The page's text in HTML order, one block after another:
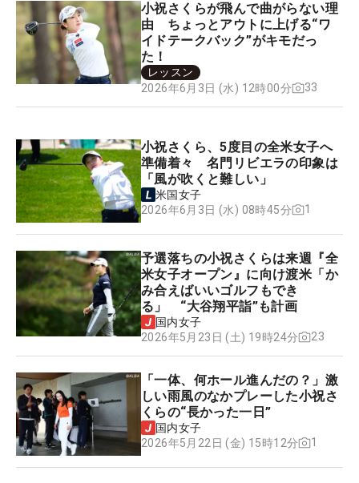
小祝さくらが飛んで曲がらない理
由 ちょっとアウトに上げる“ワ
イドテークバック”がキモだっ
た！
レッスン
2026年6月3日 (水) 12時00分
33
小祝さくら、5度目の全米女子へ
準備着々 名門リビエラの印象は
「風が吹くと難しい」
米国女子
2026年6月3日 (水) 08時45分
1
予選落ちの小祝さくらは来週『全
米女子オープン』に向け渡米「か
み合えばいいゴルフもでき
る」 “大谷翔平詣”も計画
国内女子
2026年5月23日 (土) 19時24分
23
「一体、何ホール進んだの？」激
しい雨風のなかプレーした小祝さ
くらの“長かった一日”
国内女子
2026年5月22日 (金) 15時12分
1